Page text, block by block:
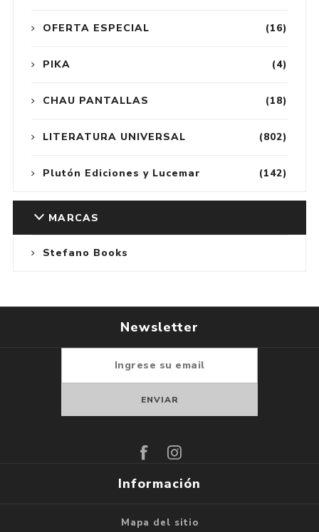
(16)
OFERTA ESPECIAL
(4)
PIKA
(18)
CHAU PANTALLAS
(802)
LITERATURA UNIVERSAL
(142)
Plutón Ediciones y Lucemar
MARCAS
Stefano Books
Newsletter
Información
Mapa del sitio